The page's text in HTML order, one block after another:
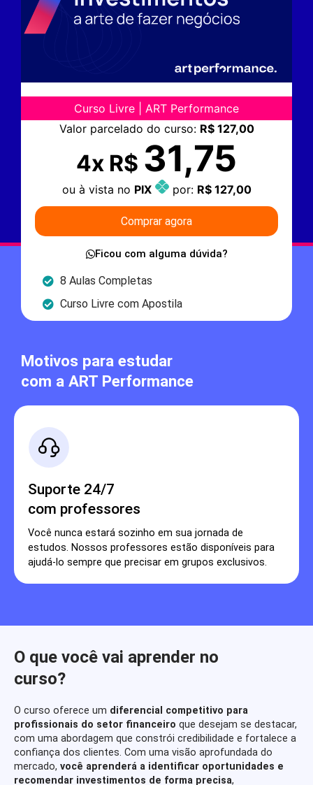
Curso Livre | ART Performance
Valor parcelado do curso: R$ 127,00
4x R$ 31,75
ou à vista no PIX por: R$ 127,00
Comprar agora
Ficou com alguma dúvida?
8 Aulas Completas
Curso Livre com Apostila
Motivos para estudar
com a ART Performance
Suporte 24/7
com professores
Você nunca estará sozinho em sua jornada de
estudos. Nossos professores estão disponíveis para
ajudá-lo sempre que precisar em grupos exclusivos.
O que você vai aprender no
curso?
O curso oferece um diferencial competitivo para
profissionais do setor financeiro que desejam se destacar,
com uma abordagem que constrói credibilidade e fortalece a
confiança dos clientes. Com uma visão aprofundada do
mercado, você aprenderá a identificar oportunidades e
recomendar investimentos de forma precisa,